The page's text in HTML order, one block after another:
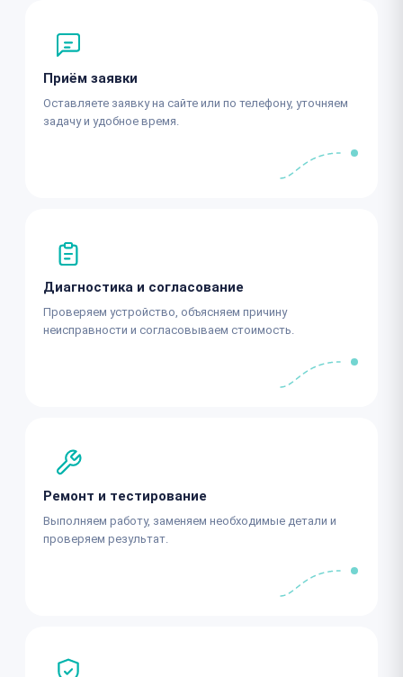
Приём заявки
Оставляете заявку на сайте или по телефону, уточняем
задачу и удобное время.
Диагностика и согласование
Проверяем устройство, объясняем причину
неисправности и согласовываем стоимость.
Ремонт и тестирование
Выполняем работу, заменяем необходимые детали и
проверяем результат.